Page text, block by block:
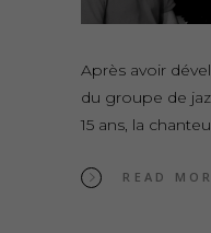
Après avoir
du groupe de
15 ans, la
READ